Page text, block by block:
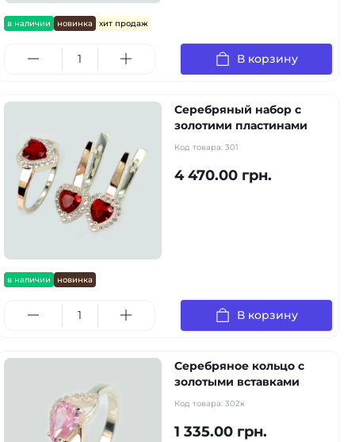
в наличии новинка хит продаж
В корзину
в наличии новинка
Серебряный набор с
золотими пластинами
Код товара: 301
4 470.00 грн.
В корзину
Серебряное кольцо с
золотыми вставками
Код товара: 302к
1 335.00 грн.